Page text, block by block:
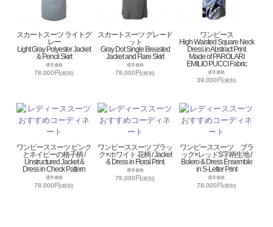
スカートスーツ ライトグ
レー
Light Gray Polyester Jacket
& Pencil Skirt
通常価格
78,000円(税別)
スカートスーツ グレード
ット
Gray Dot Single Breasted
Jacket and Flare Skirt
通常価格
78,000円(税別)
ワンピース
High Waisted Square Neck
Dress in Abstract Print
Made of PAROLARI
EMILIO PUCCI Fabric
通常価格
39,000円(税別)
ワンピーススーツ ピンク
とネイビーの格子柄 /
Unstructured Jacket &
Dress in Check Pattern
通常価格
78,000円(税別)
ワンピーススーツ ブラッ
ク×ホワイト 花柄 / Jacket
& Dress in Floral Print
通常価格
78,000円(税別)
ワンピーススーツ ブラ
ック×レッドS字柄生地 /
Bolero & Dress Ensemble
in S-Letter Print
通常価格
78,000円(税別)